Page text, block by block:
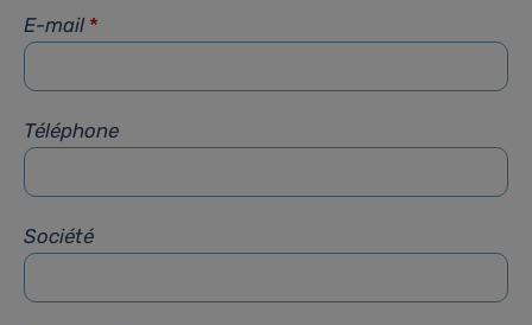
E-mail *
Téléphone
Société